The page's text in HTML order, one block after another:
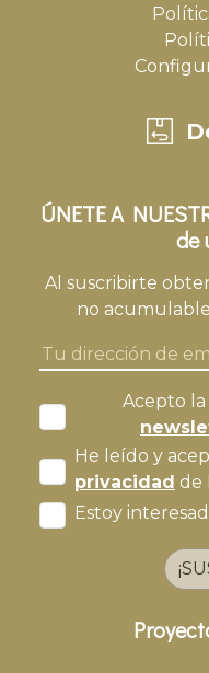
ÚNETE A
de
Al suscribirte
no
Acepto la
He leído y
privacidad de
Estoy